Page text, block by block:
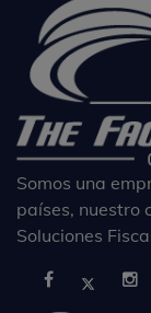
Somos una
países, nuestro
Soluciones